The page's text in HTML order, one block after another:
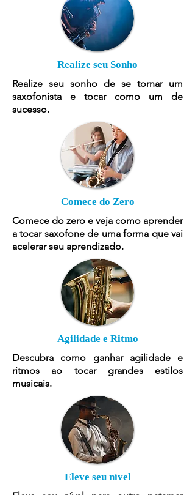
Realize seu Sonho
Realize seu sonho de se tornar um
saxofonista e tocar como um de
sucesso.
Comece do Zero
Comece do zero e veja como aprender
a tocar saxofone de uma forma que vai
acelerar seu aprendizado.
Agilidade e Ritmo
Descubra como ganhar agilidade e
ritmos ao tocar grandes estilos
musicais.
Eleve seu nível